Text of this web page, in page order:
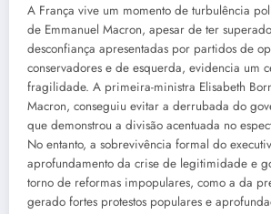
A França vive um momento de turbulência
de Emmanuel Macron, apesar de ter
desconfiança apresentadas por partidos de
conservadores e de esquerda, evidencia um
fragilidade. A primeira-ministra Elisabeth
Macron, conseguiu evitar a derrubada do
que demonstrou a divisão acentuada no
No entanto, a sobrevivência formal do
aprofundamento da crise de legitimidade e
torno de reformas impopulares, como a da
gerado fortes protestos populares e